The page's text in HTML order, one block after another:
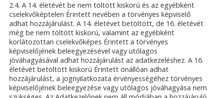
2.4. A 14. életévét be nem töltött kiskorú és az egyébként
cselekvőképtelen Érintett nevében a törvényes képviselő
adhat hozzájárulást. A 14. életévet betöltött, de 16. életévét
még be nem töltött kiskorú, valamint az egyébként
korlátozottan cselekvőképes Érintett a törvényes
képviselőjének beleegyezésével vagy utólagos
jóváhagyásával adhat hozzájárulást az adatkezeléshez. A 16.
életévét betöltött kiskorú Érintett önállóan adhat
hozzájárulást, a jognyilatkozata érvényességéhez törvényes
képviselőjének beleegyezése vagy utólagos jóváhagyása nem